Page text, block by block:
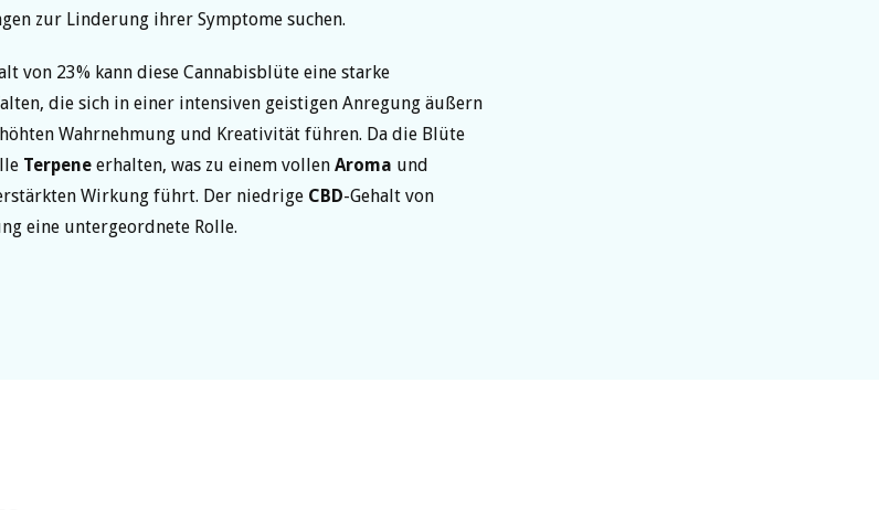
zur Linderung ihrer Symptome suchen.
von 23% kann diese Cannabisblüte eine starke
die sich in einer intensiven geistigen Anregung äußern
Wahrnehmung und Kreativität führen. Da die Blüte
Terpene erhalten, was zu einem vollen Aroma und
Wirkung führt. Der niedrige CBD-Gehalt von
eine untergeordnete Rolle.